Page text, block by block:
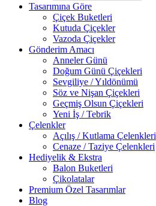
Tasarımına Göre
Çiçek Buketleri
Kutuda Çiçekler
Vazoda Çiçekler
Gönderim Amacı
Anneler Günü
Doğum Günü Çiçekleri
Sevgiliye / Yıldönümü
Söz ve Nişan Çiçekleri
Geçmiş Olsun Çiçekleri
Yeni İş / Tebrik
Çelenkler
Açılış / Kutlama Çelenkleri
Cenaze / Taziye Çelenkleri
Hediyelik & Ekstra
Balon Buketleri
Çikolatalar
Premium Özel Tasarımlar
Blog